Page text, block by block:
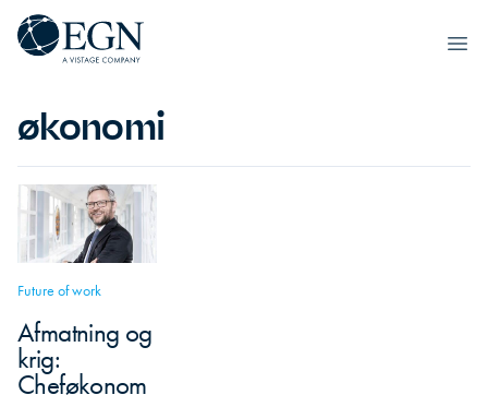
Spring til indhold
Executives' Global Network
økonomi
Future of work
Afmatning og
krig:
Cheføkonom